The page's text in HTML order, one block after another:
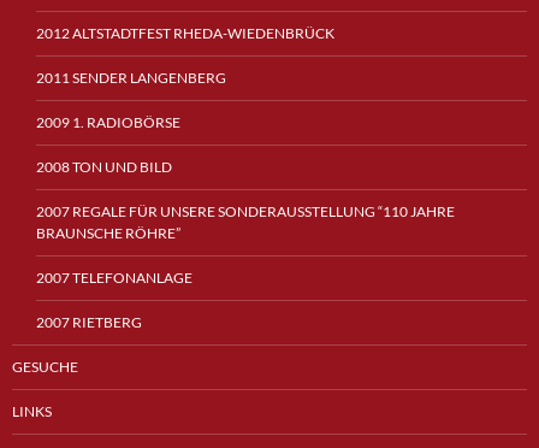
2012 ALTSTADTFEST RHEDA-WIEDENBRÜCK
2011 SENDER LANGENBERG
2009 1. RADIOBÖRSE
2008 TON UND BILD
2007 REGALE FÜR UNSERE SONDERAUSSTELLUNG “110 JAHRE
BRAUNSCHE RÖHRE”
2007 TELEFONANLAGE
2007 RIETBERG
GESUCHE
LINKS